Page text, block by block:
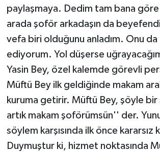
paylaşmaya. Dedim tam bana göre
arada şoför arkadaşın da
vefa biri olduğunu anladım. Onu
ediyorum. Yol düşerse
Yasin Bey, özel kalemde görevli
Müftü Bey ilk geldiğinde makam
kuruma getirir. Müftü Bey, şöyle
artık makam şoförümsün'' der.
söylem karşısında ilk önce kararsız
Duymuştur ki, hizmet noktasında